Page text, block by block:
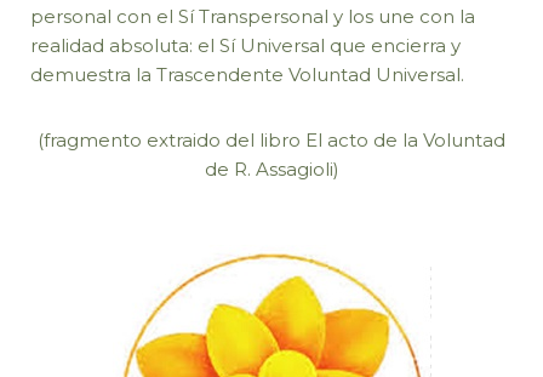
personal con el Sí Transpersonal y los une con la
realidad absoluta: el Sí Universal que encierra y
demuestra la Trascendente Voluntad Universal.
(fragmento extraido del libro El acto de la Voluntad
de R. Assagioli)